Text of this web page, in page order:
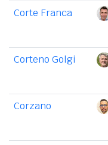
Corte Franca
Corteno Golgi
Corzano